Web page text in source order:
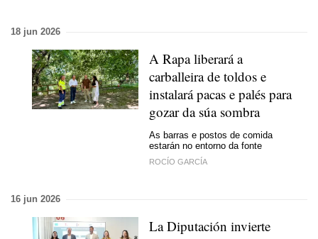
18 jun 2026
A Rapa liberará a
carballeira de toldos e
instalará pacas e palés para
gozar da súa sombra
As barras e postos de comida
estarán no entorno da fonte
ROCÍO GARCÍA
16 jun 2026
La Diputación invierte